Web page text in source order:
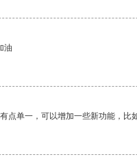
油
点单一，可以增加一些新功能，比